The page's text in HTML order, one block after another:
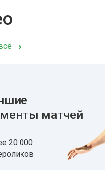
матчей
20 000